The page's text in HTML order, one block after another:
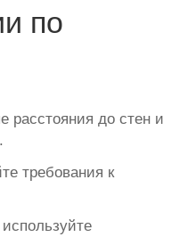
по
расстояния до стен и
требования к